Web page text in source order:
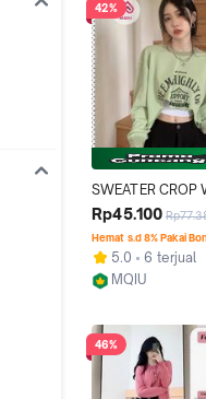
42%
SWEATER CROP
ONE SET KOREAN
PANJANG Baju
Katun Lembut
Dalaman Nyaman
Blazer
Rp45.100
Hemat s.d 8% Pakai
5.0
6 terjual
MQIU
46%